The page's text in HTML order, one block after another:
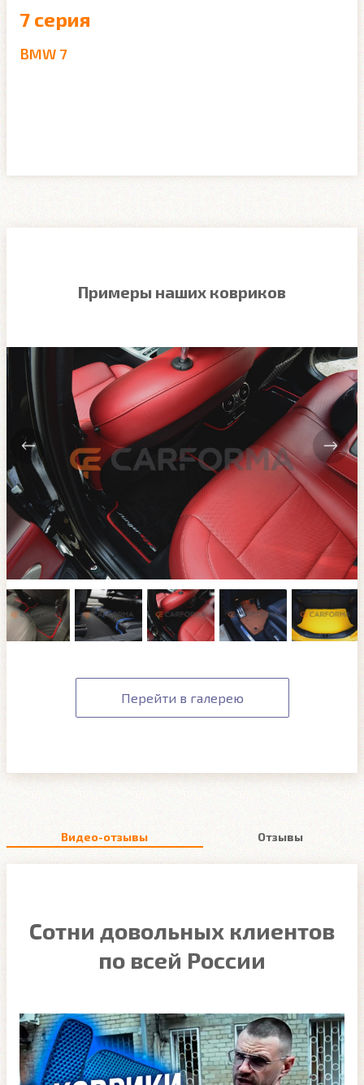
7 серия
BMW 7
Примеры наших ковриков
Перейти в галерею
Видео-отзывы Отзывы
Сотни довольных клиентов
по всей России